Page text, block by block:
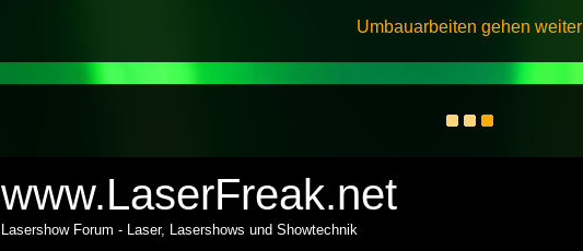
Umbauarbeiten gehen weiter
www.LaserFreak.net
Lasershow Forum - Laser, Lasershows und Showtechnik